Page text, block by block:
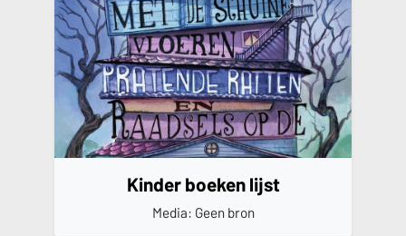
Kinder boeken lijst
Media: Geen bron